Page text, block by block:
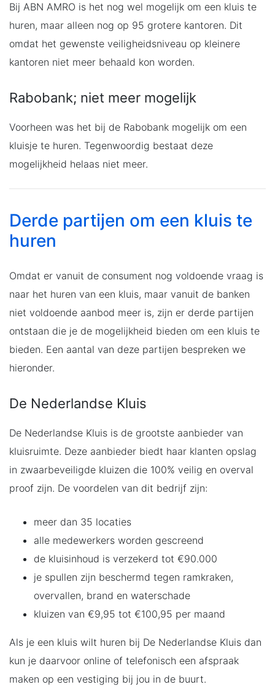
Bij ABN AMRO is het nog wel mogelijk om een kluis te
huren, maar alleen nog op 95 grotere kantoren. Dit
omdat het gewenste veiligheidsniveau op kleinere
kantoren niet meer behaald kon worden.
Rabobank; niet meer mogelijk
Voorheen was het bij de Rabobank mogelijk om een
kluisje te huren. Tegenwoordig bestaat deze
mogelijkheid helaas niet meer.
Derde partijen om een kluis te
huren
Omdat er vanuit de consument nog voldoende vraag is
naar het huren van een kluis, maar vanuit de banken
niet voldoende aanbod meer is, zijn er derde partijen
ontstaan die je de mogelijkheid bieden om een kluis te
bieden. Een aantal van deze partijen bespreken we
hieronder.
De Nederlandse Kluis
De Nederlandse Kluis is de grootste aanbieder van
kluisruimte. Deze aanbieder biedt haar klanten opslag
in zwaarbeveiligde kluizen die 100% veilig en overval
proof zijn. De voordelen van dit bedrijf zijn:
meer dan 35 locaties
alle medewerkers worden gescreend
de kluisinhoud is verzekerd tot €90.000
je spullen zijn beschermd tegen ramkraken,
overvallen, brand en waterschade
kluizen van €9,95 tot €100,95 per maand
Als je een kluis wilt huren bij De Nederlandse Kluis dan
kun je daarvoor online of telefonisch een afspraak
maken op een vestiging bij jou in de buurt.